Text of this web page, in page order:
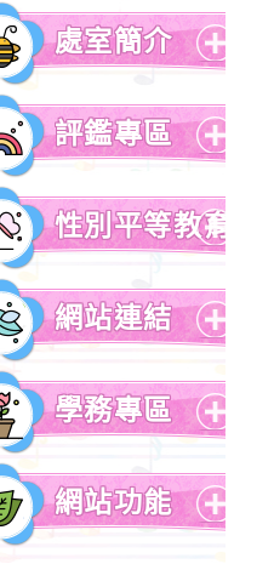
處室簡介
展
開
選
單
評鑑專區
展
開
選
單
性別平等教育
展
開
選
單
網站連結
展
開
選
單
學務專區
展
開
選
單
網站功能
展